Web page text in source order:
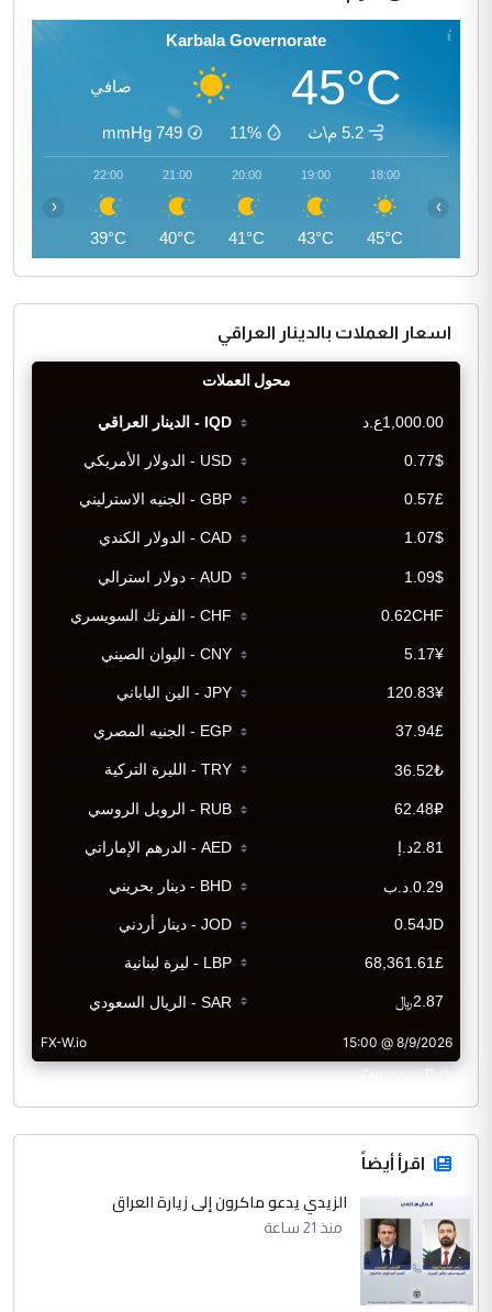
Karbala Governorate
45°C صافي
5.2 م\ث 11%
749
mmHg
18:00
45°C
19:00
43°C
20:00
41°C
21:00
40°C
22:00
39°C
‹ ›
اسعار العملات بالدينار العراقي
CurrencyRate
اقرأ أيضاً
الزيدي يدعو ماكرون إلى زيارة العراق
منذ 21 ساعة